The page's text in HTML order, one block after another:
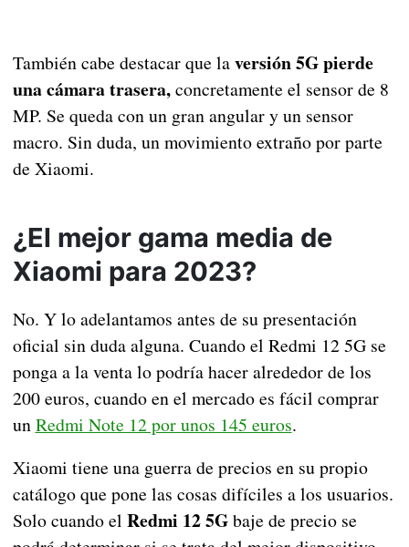
También cabe destacar que laversión 5G pierde
una cámara trasera,concretamente el sensor de 8
MP. Se queda con un gran angular y un sensor
macro. Sin duda, un movimiento extraño por parte
de Xiaomi.
¿El mejor gama media de
Xiaomi para 2023?
No. Y lo adelantamos antes de su presentación
oficial sin duda alguna. Cuando el Redmi 12 5G se
ponga a la venta lo podría hacer alrededor de los
200 euros, cuando en el mercado es fácil comprar
unRedmi Note 12 por unos 145 euros.
Xiaomi tiene una guerra de precios en su propio
catálogo que pone las cosas difíciles a los usuarios.
Solo cuando el Redmi 12 5Gbaje de precio se